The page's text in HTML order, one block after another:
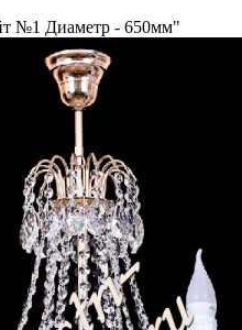
№1 Диаметр - 650мм"